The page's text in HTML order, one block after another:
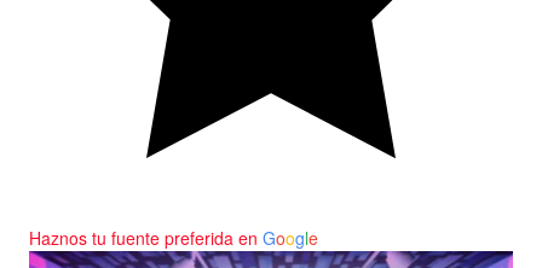
Haznos tu fuente preferida en Google